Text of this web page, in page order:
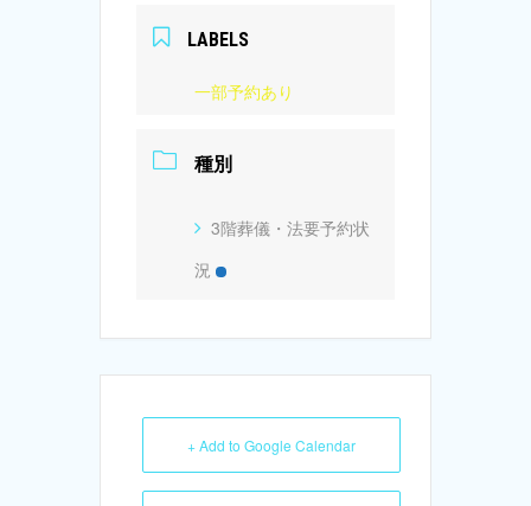
LABELS
一部予約あり
種別
3階葬儀・法要予約状
況
+ Add to Google Calendar